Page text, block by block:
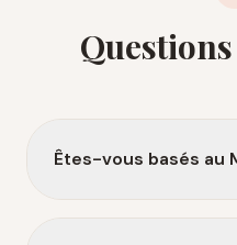
Êtes-vous basés au